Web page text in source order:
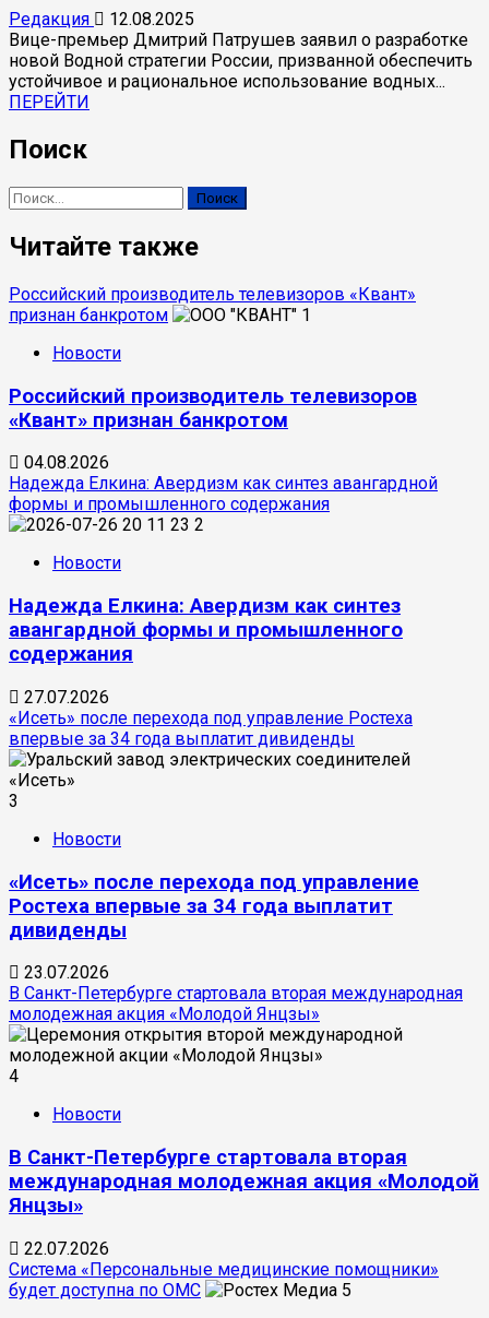
Редакция
12.08.2025
Вице-премьер Дмитрий Патрушев заявил о разработке
новой Водной стратегии России, призванной обеспечить
устойчивое и рациональное использование водных...
ПЕРЕЙТИ
на
новые
водоснабжения
65
млрд
рублей
Поиск
Найти:
Читайте также
Российский производитель телевизоров «Квант»
признан банкротом
1
Новости
Российский производитель телевизоров
«Квант» признан банкротом
04.08.2026
Надежда Елкина: Авердизм как синтез авангардной
формы и промышленного содержания
2
Новости
Надежда Елкина: Авердизм как синтез
авангардной формы и промышленного
содержания
27.07.2026
«Исеть» после перехода под управление Ростеха
впервые за 34 года выплатит дивиденды
3
Новости
«Исеть» после перехода под управление
Ростеха впервые за 34 года выплатит
дивиденды
23.07.2026
В Санкт-Петербурге стартовала вторая международная
молодежная акция «Молодой Янцзы»
4
Новости
В Санкт-Петербурге стартовала вторая
международная молодежная акция «Молодой
Янцзы»
22.07.2026
Система «Персональные медицинские помощники»
будет доступна по ОМС
5